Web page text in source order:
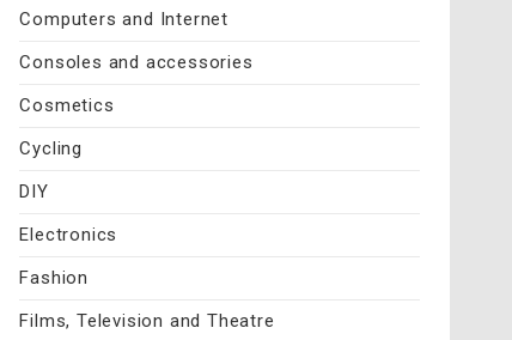
Computers and Internet
Consoles and accessories
Cosmetics
Cycling
DIY
Electronics
Fashion
Films, Television and Theatre